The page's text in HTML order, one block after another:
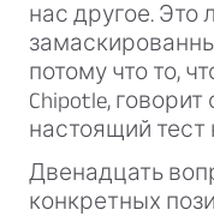
нас другое. Это
потому что то,
Chipotle,
настоящий тест
Двенадцать
конкретных